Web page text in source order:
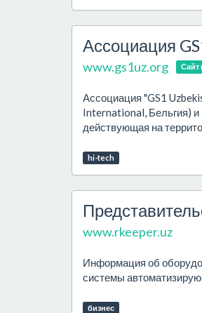
Ассоциация
www.gs1uz.org Сайт
Ассоциация "GS1
International, Бельгия)
действующая на
hi-tech
www.rkeeper.uz
Информация об
системы
бизнес